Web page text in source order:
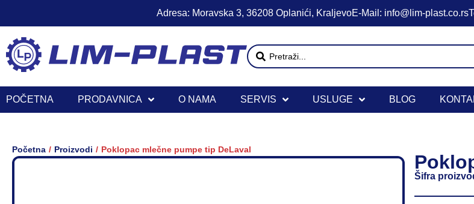
Adresa: Moravska 3, 36208 Oplanići, KraljevoE-Mail: info@lim-plast.co.rs
POČETNA PRODAVNICA O NAMA SERVIS USLUGE BLOG
Početna / Proizvodi / Poklopac mlečne pumpe tip DeLaval
Šifra